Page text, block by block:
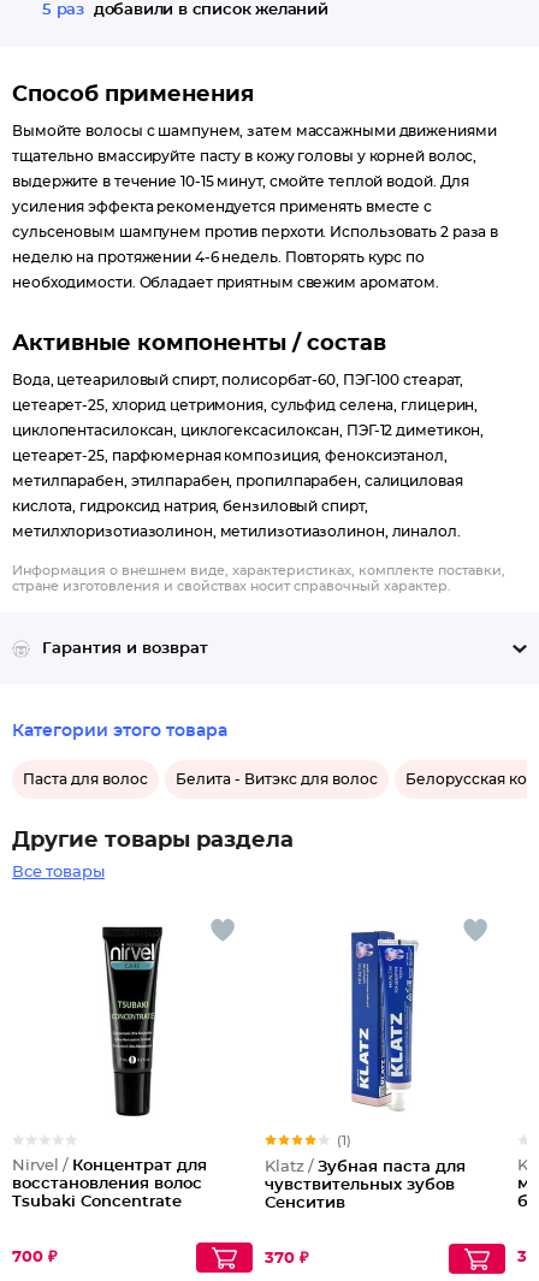
5 раз добавили в список желаний
Способ применения
Вымойте волосы с шампунем, затем массажными движениями
тщательно вмассируйте пасту в кожу головы у корней волос,
выдержите в течение 10-15 минут, смойте теплой водой. Для
усиления эффекта рекомендуется применять вместе с
сульсеновым шампунем против перхоти. Использовать 2 раза в
неделю на протяжении 4-6 недель. Повторять курс по
необходимости. Обладает приятным свежим ароматом.
Активные компоненты / состав
Вода, цетеариловый спирт, полисорбат-60, ПЭГ-100 стеарат,
цетеарет-25, хлорид цетримония, сульфид селена, глицерин,
циклопентасилоксан, циклогексасилоксан, ПЭГ-12 диметикон,
цетеарет-25, парфюмерная композиция, феноксиэтанол,
метилпарабен, этилпарабен, пропилпарабен, салициловая
кислота, гидроксид натрия, бензиловый спирт,
метилхлоризотиазолинон, метилизотиазолинон, линалол.
Информация о внешнем виде, характеристиках, комплекте поставки,
стране изготовления и свойствах носит справочный характер.
Гарантия и возврат
Категории этого товара
Паста для волос Белита - Витэкс для волос Белорусская
Другие товары раздела
Все товары
Nirvel / Концентрат для
восстановления волос
Tsubaki Concentrate
700 ₽
(1)
Klatz / Зубная паста для
чувствительных зубов
Сенситив
370 ₽